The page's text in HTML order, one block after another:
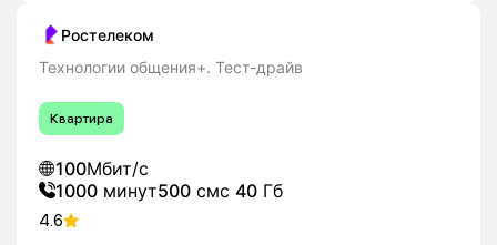
Ростелеком
Технологии общения+. Тест-драйв
Квартира
100Мбит/с
1000 минут500 смс 40 Гб
4.6